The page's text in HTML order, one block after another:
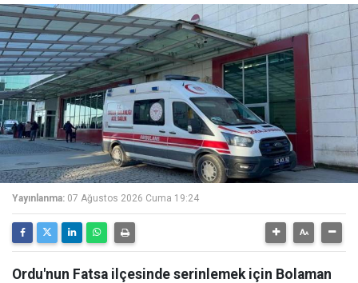
Yayınlanma: 07 Ağustos 2026 Cuma 19:24
Ordu'nun Fatsa ilçesinde serinlemek için Bolaman